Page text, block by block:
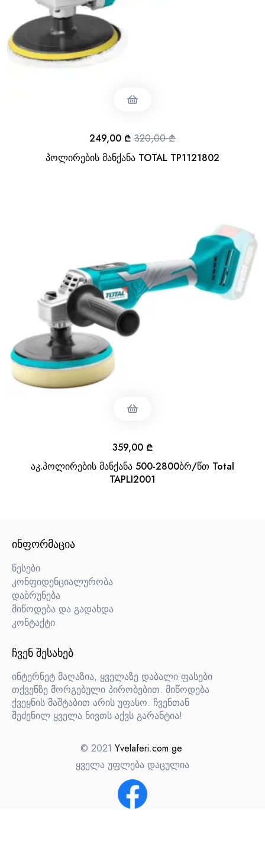
პოლირების მანქანა TOTAL TP1121802
320,00₾
249,00 ₾
აკ.პოლირების მანქანა 500-2800ბრ/წთ Total
TAPLI2001
359,00 ₾
ᲘᲜᲤᲝᲠᲛᲐᲪᲘᲐ
წესები
კონფიდენციალურობა
დაბრუნება
მიწოდება და გადახდა
კონტაქტი
ᲩᲕᲔᲜ ᲨᲔᲡᲐᲮᲔᲑ
ინტერნეტ მაღაზია, ყველაზე დაბალი ფასები
თქვენზე მორგებული პირობებით. მიწოდება
ქვეყნის მაშტაბით არის უფასო. ჩვენთან
შეძენილ ყველა ნივთს აქვს გარანტია!
© 2021 Yvelaferi.com.ge
ყველა უფლება დაცულია